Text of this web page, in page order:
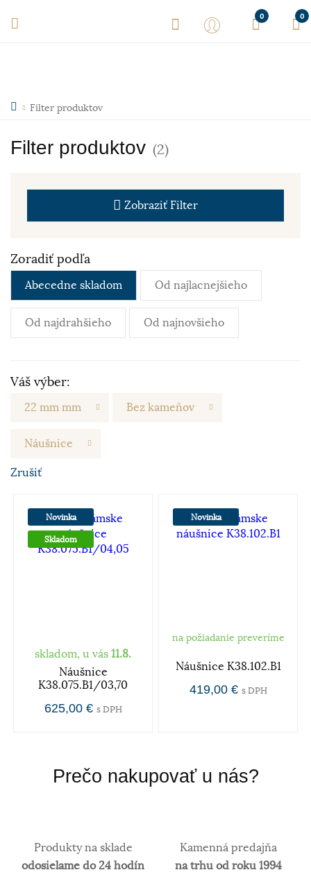
0 0
Filter produktov
Filter produktov (2)
Zobraziť Filter
Zoradiť podľa
Abecedne skladom Od najlacnejšieho
Od najdrahšieho Od najnovšieho
Váš výber:
22 mm mm Bez kameňov
Náušnice
Zrušiť
Novinka
Skladom
skladom, u vás 11.8.
Náušnice
K38.075.B1/03,70
625,00 € s DPH
Novinka
na požiadanie preveríme
Náušnice K38.102.B1
419,00 € s DPH
Prečo nakupovať u nás?
Produkty na sklade
odosielame do 24 hodín
Kamenná predajňa
na trhu od roku 1994